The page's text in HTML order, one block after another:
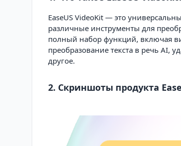
EaseUS VideoKit — это
различные инструменты для
полный набор функций, включая
преобразование текста в речь AI,
другое.
2. Скриншоты продукта